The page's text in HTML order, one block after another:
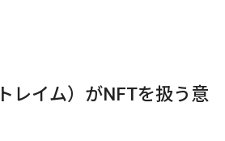
レイム）がNFTを扱う意